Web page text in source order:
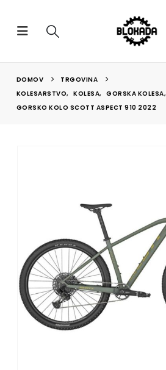
DOMOV
TRGOVINA
KOLESARSTVO, KOLESA, GORSKA KOLESA,
GORSKO KOLO SCOTT ASPECT 910 2022